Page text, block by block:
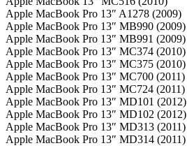
Apple MacBook Pro 13″ A1278 (2009)
Apple MacBook Pro 13″ MB990 (2009)
Apple MacBook Pro 13″ MB991 (2009)
Apple MacBook Pro 13″ MC374 (2010)
Apple MacBook Pro 13″ MC375 (2010)
Apple MacBook Pro 13″ MC700 (2011)
Apple MacBook Pro 13″ MC724 (2011)
Apple MacBook Pro 13″ MD101 (2012)
Apple MacBook Pro 13″ MD102 (2012)
Apple MacBook Pro 13″ MD313 (2011)
Apple MacBook Pro 13″ MD314 (2011)